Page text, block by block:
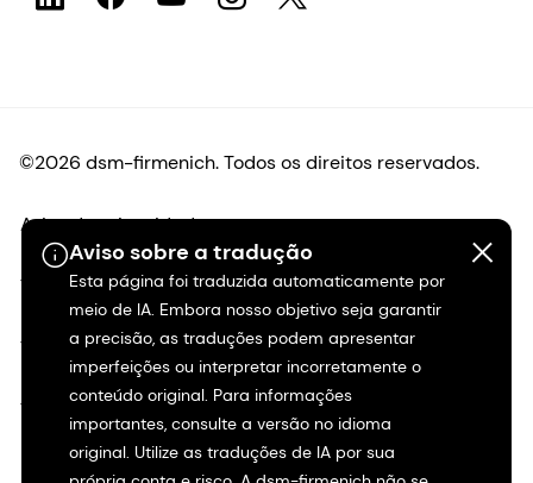
Aviso sobre a tradução
Esta página foi traduzida automaticamente por
meio de IA. Embora nosso objetivo seja garantir
a precisão, as traduções podem apresentar
imperfeições ou interpretar incorretamente o
conteúdo original. Para informações
importantes, consulte a versão no idioma
original. Utilize as traduções de IA por sua
©2026 dsm-firmenich. Todos os direitos reservados.
Aviso de privacidade
Termos de uso
Termos e condições
Transparência na Califórnia
Declaração de acessibilidade